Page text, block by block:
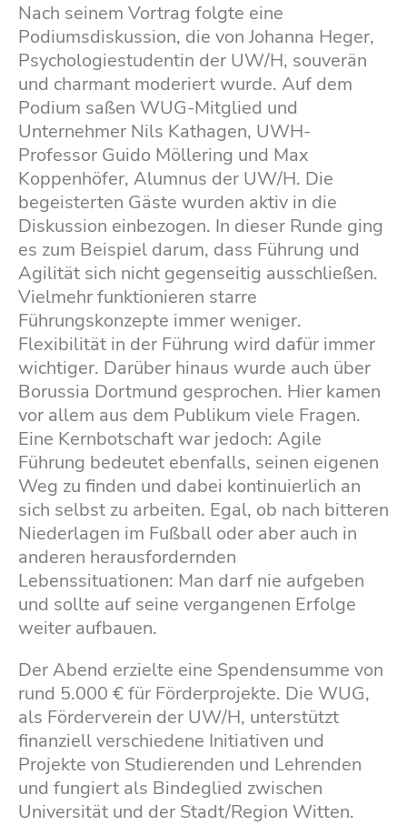
Nach seinem Vortrag folgte eine
Podiumsdiskussion, die von Johanna Heger,
Psychologiestudentin der UW/H, souverän
und charmant moderiert wurde. Auf dem
Podium saßen WUG-Mitglied und
Unternehmer Nils Kathagen, UWH-
Professor Guido Möllering und Max
Koppenhöfer, Alumnus der UW/H. Die
begeisterten Gäste wurden aktiv in die
Diskussion einbezogen. In dieser Runde ging
es zum Beispiel darum, dass Führung und
Agilität sich nicht gegenseitig ausschließen.
Vielmehr funktionieren starre
Führungskonzepte immer weniger.
Flexibilität in der Führung wird dafür immer
wichtiger. Darüber hinaus wurde auch über
Borussia Dortmund gesprochen. Hier kamen
vor allem aus dem Publikum viele Fragen.
Eine Kernbotschaft war jedoch: Agile
Führung bedeutet ebenfalls, seinen eigenen
Weg zu finden und dabei kontinuierlich an
sich selbst zu arbeiten. Egal, ob nach bitteren
Niederlagen im Fußball oder aber auch in
anderen herausfordernden
Lebenssituationen: Man darf nie aufgeben
und sollte auf seine vergangenen Erfolge
weiter aufbauen.
Der Abend erzielte eine Spendensumme von
rund 5.000 € für Förderprojekte. Die WUG,
als Förderverein der UW/H, unterstützt
finanziell verschiedene Initiativen und
Projekte von Studierenden und Lehrenden
und fungiert als Bindeglied zwischen
Universität und der Stadt/Region Witten.